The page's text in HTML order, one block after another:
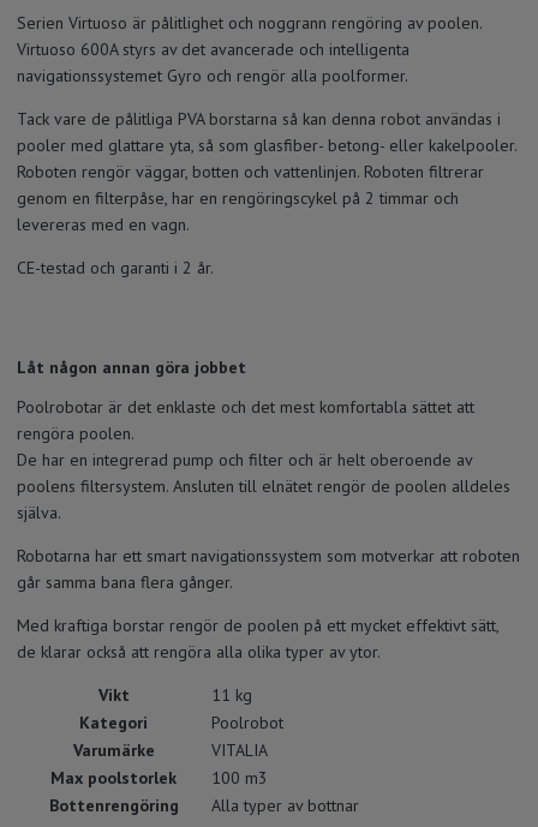
Serien Virtuoso är pålitlighet och noggrann rengöring av poolen.
Virtuoso 600A styrs av det avancerade och intelligenta
navigationssystemet Gyro och rengör alla poolformer.
Tack vare de pålitliga PVA borstarna så kan denna robot användas i
pooler med glattare yta, så som glasfiber- betong- eller kakelpooler.
Roboten rengör väggar, botten och vattenlinjen. Roboten filtrerar
genom en filterpåse, har en rengöringscykel på 2 timmar och
levereras med en vagn.
CE-testad och garanti i 2 år.
Låt någon annan göra jobbet
Poolrobotar är det enklaste och det mest komfortabla sättet att
rengöra poolen.
De har en integrerad pump och filter och är helt oberoende av
poolens filtersystem. Ansluten till elnätet rengör de poolen alldeles
själva.
Robotarna har ett smart navigationssystem som motverkar att roboten
går samma bana flera gånger.
Med kraftiga borstar rengör de poolen på ett mycket effektivt sätt,
de klarar också att rengöra alla olika typer av ytor.
Vikt
11 kg
Kategori
Poolrobot
Varumärke
VITALIA
Max poolstorlek
100 m3
Bottenrengöring
Alla typer av bottnar